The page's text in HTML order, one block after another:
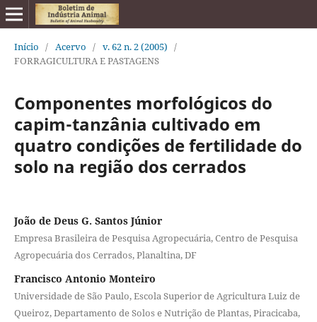
Início / Acervo / v. 62 n. 2 (2005) /
FORRAGICULTURA E PASTAGENS
Componentes morfológicos do
capim-tanzânia cultivado em
quatro condições de fertilidade do
solo na região dos cerrados
João de Deus G. Santos Júnior
Empresa Brasileira de Pesquisa Agropecuária, Centro de Pesquisa
Agropecuária dos Cerrados, Planaltina, DF
Francisco Antonio Monteiro
Universidade de São Paulo, Escola Superior de Agricultura Luiz de
Queiroz, Departamento de Solos e Nutrição de Plantas, Piracicaba,